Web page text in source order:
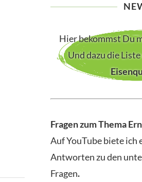
Hier bekommst Du
Und dazu die
Fragen zum Thema
Auf YouTube biete ich
Antworten zu den
Fragen.